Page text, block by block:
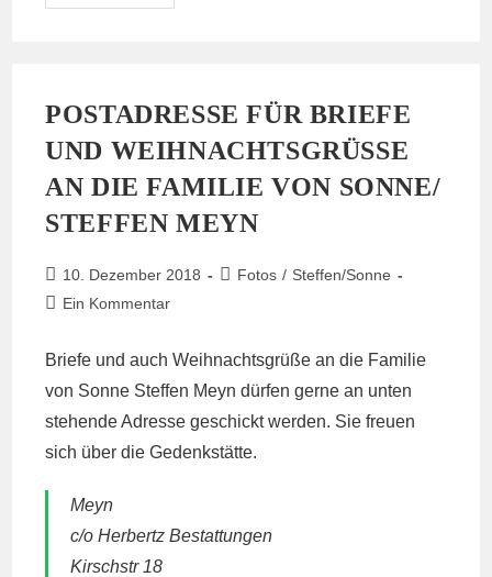
Bericht
POSTADRESSE FÜR BRIEFE
UND WEIHNACHTSGRÜSSE A
N DIE FAMILIE VON SONNE/ S
TEFFEN MEYN
Beitrag
veröffentlicht:
10. Dezember 2018
Beitrags-
Fotos / Steffen/Sonne
Beitrags-
Ein Kommentar
Briefe und auch Weihnachtsgrüße an die Familie
von Sonne Steffen Meyn dürfen gerne an unten
stehende Adresse geschickt werden. Sie freuen
sich über die Gedenkstätte.
Meyn
c/o Herbertz Bestattungen
Kirschstr 18